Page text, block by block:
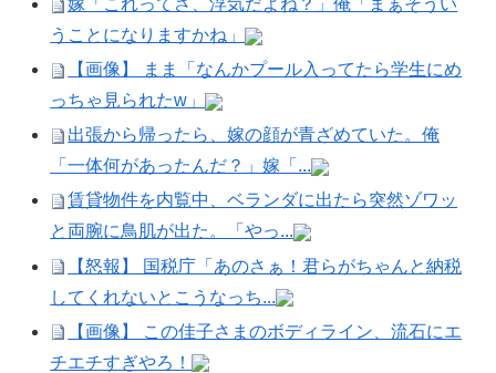
うことになりますかね」
【画像】 まま「なんかプール入ってたら学生にめ
っちゃ見られたw」
出張から帰ったら、嫁の顔が青ざめていた。俺
「一体何があったんだ？」嫁「...
賃貸物件を内覧中、ベランダに出たら突然ゾワッ
と両腕に鳥肌が出た。「やっ...
【怒報】 国税庁「あのさぁ！君らがちゃんと納税
してくれないとこうなっち...
【画像】 この佳子さまのボディライン、流石にエ
チエチすぎやろ！